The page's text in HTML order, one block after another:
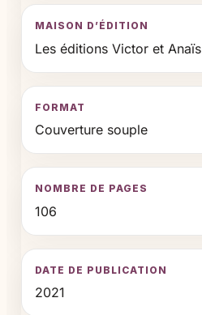
MAISON D’ÉDITION
Les éditions Victor et Anaïs
FORMAT
Couverture souple
NOMBRE DE PAGES
106
DATE DE PUBLICATION
2021